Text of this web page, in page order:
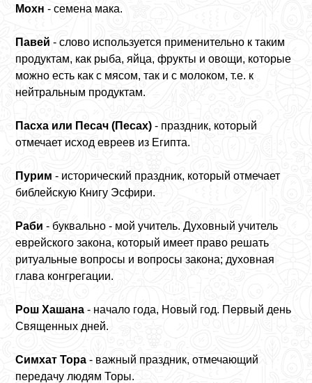
Мохн - семена мака.
Павей - слово используется применительно к таким
продуктам, как рыба, яйца, фрукты и овощи, которые
можно есть как с мясом, так и с молоком, т.е. к
нейтральным продуктам.
Пасха или Песач (Песах) - праздник, который
отмечает исход евреев из Египта.
Пурим - исторический праздник, который отмечает
библейскую Книгу Эсфири.
Раби - буквально - мой учитель. Духовный учитель
еврейского закона, который имеет право решать
ритуальные вопросы и вопросы закона; духовная
глава конгрегации.
Рош Хашана - начало года, Новый год. Первый день
Священных дней.
Симхат Тора - важный праздник, отмечающий
передачу людям Торы.